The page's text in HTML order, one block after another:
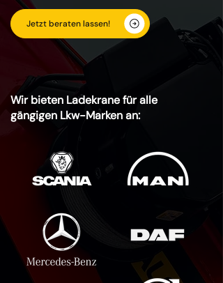
Jetzt beraten lassen!
Wir bieten Ladekrane für alle
gängigen Lkw-Marken an: